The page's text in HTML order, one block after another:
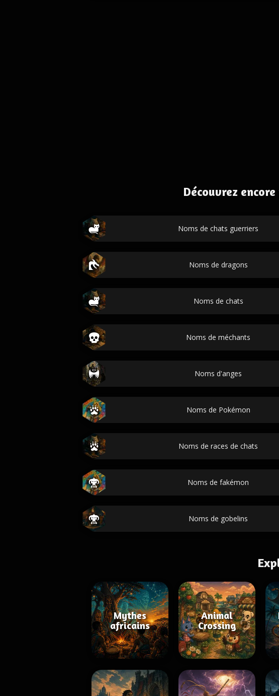
Découvrez
Noms de chats guerriers
Noms de dragons
Noms de chats
Noms de méchants
Noms d'anges
Noms de Pokémon
Noms de races de chats
Noms de fakémon
Noms de gobelins
Mythes
africains
Animal
Crossing